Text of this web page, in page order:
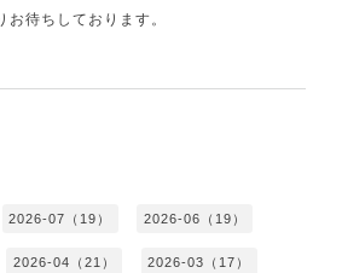
待ちしております。
2026-07（19） 2026-06（19）
2026-04（21） 2026-03（17）